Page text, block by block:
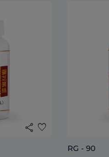
share favorite
RG - 90